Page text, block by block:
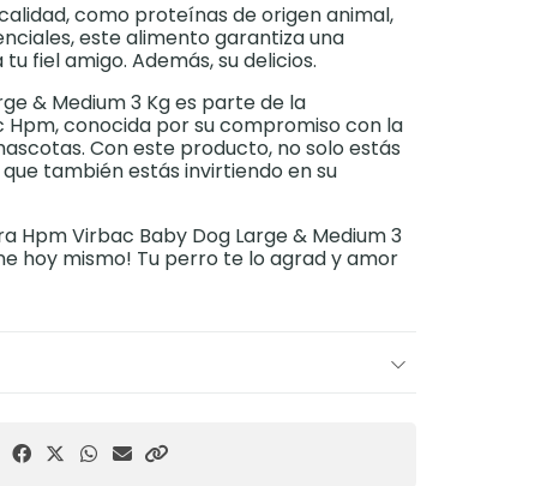
como proteínas de origen animal,
este alimento garantiza una
fiel amigo. Además, su delicios.
& Medium 3 Kg es parte de la
conocida por su compromiso con la
Con este producto, no solo estás
también estás invirtiendo en su
Hpm Virbac Baby Dog Large & Medium 3
hoy mismo! Tu perro te lo agrad y amor